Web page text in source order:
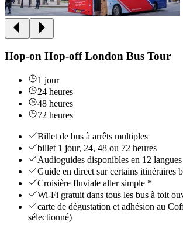
Hop-on Hop-off London Bus Tour
1 jour
24 heures
48 heures
72 heures
Billet de bus à arrêts multiples
billet 1 jour, 24, 48 ou 72 heures
Audioguides disponibles en 12 langues
Guide en direct sur certains itinéraires
Croisière fluviale aller simple *
Wi-Fi gratuit dans tous les bus à toit
carte de dégustation et adhésion au
sélectionné)